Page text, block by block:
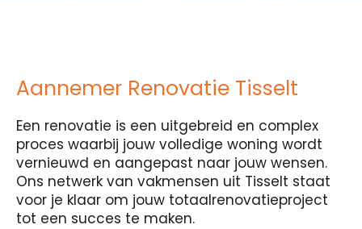
Aannemer Renovatie Tisselt
Een renovatie is een uitgebreid en complex
proces waarbij jouw volledige woning wordt
vernieuwd en aangepast naar jouw wensen.
Ons netwerk van vakmensen uit Tisselt staat
voor je klaar om jouw totaalrenovatieproject
tot een succes te maken.